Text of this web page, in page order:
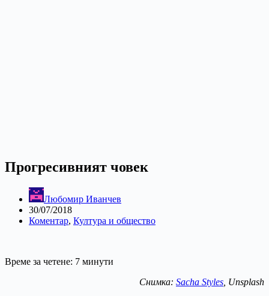
Прогресивният човек
Любомир Иванчев
30/07/2018
Коментар, Култура и общество
Време за четене: 7 минути
Снимка: Sacha Styles , Unsplash